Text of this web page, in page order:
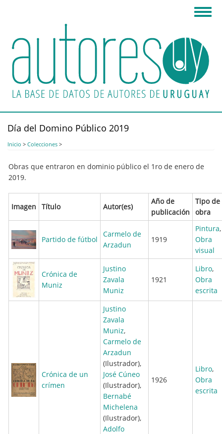
principal
Día del Domino Público 2019
Inicio > Colecciones >
Obras que entraron en dominio público el 1ro de enero de
2019.
Imagen Título Autor(es)
Año de
publicación
Tipo de
obra
Partido de fútbol
Carmelo de
Arzadun
1919
Pintura,
Obra
visual
Crónica de
Muniz
Justino
Zavala
Muniz
1921
Libro,
Obra
escrita
Crónica de un
crímen
Justino
Zavala
Muniz,
Carmelo de
Arzadun
(Ilustrador),
José Cúneo
(Ilustrador),
Bernabé
Michelena
(Ilustrador),
Adolfo
1926
Libro,
Obra
escrita